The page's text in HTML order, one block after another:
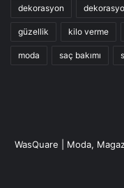
dekorasyon
güzellik kilo verme
moda saç bakımı
WasQuare | Moda,